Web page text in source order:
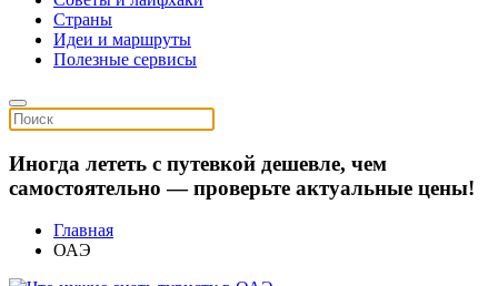
Страны
Идеи и маршруты
Полезные сервисы
Иногда лететь с путевкой дешевле, чем
самостоятельно — проверьте актуальные цены!
Главная
ОАЭ